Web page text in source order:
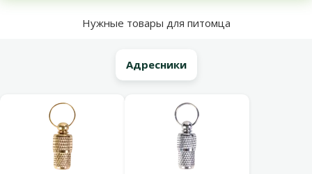
Нужные товары для питомца
Адресники